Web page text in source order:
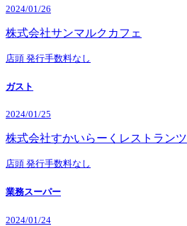
2024/01/26
株式会社サンマルクカフェ
店頭 発行手数料なし
ガスト
2024/01/25
株式会社すかいらーくレストランツ
店頭 発行手数料なし
業務スーパー
2024/01/24